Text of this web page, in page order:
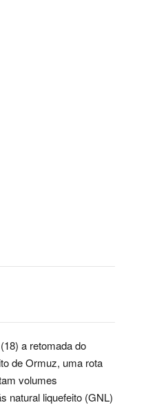
a retomada do
de Ormuz, uma rota
volumes
natural liquefeito (GNL)